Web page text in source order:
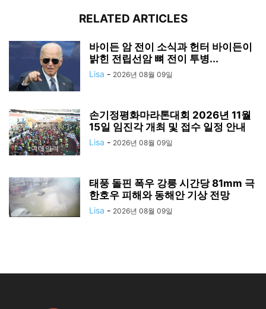
RELATED ARTICLES
바이든 암 전이 소식과 헌터 바이든이
밝힌 전립선암 뼈 전이 투병...
Lisa - 2026년 08월 09일
손기정평화마라톤대회 2026년 11월
15일 임진각 개최 및 접수 일정 안내
Lisa - 2026년 08월 09일
태풍 돌핀 폭우 강릉 시간당 81mm 극
한호우 피해와 동해안 기상 전망
Lisa - 2026년 08월 09일